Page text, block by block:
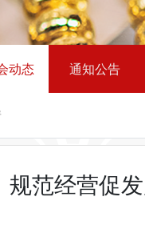
动态 通知公告
规范经营促